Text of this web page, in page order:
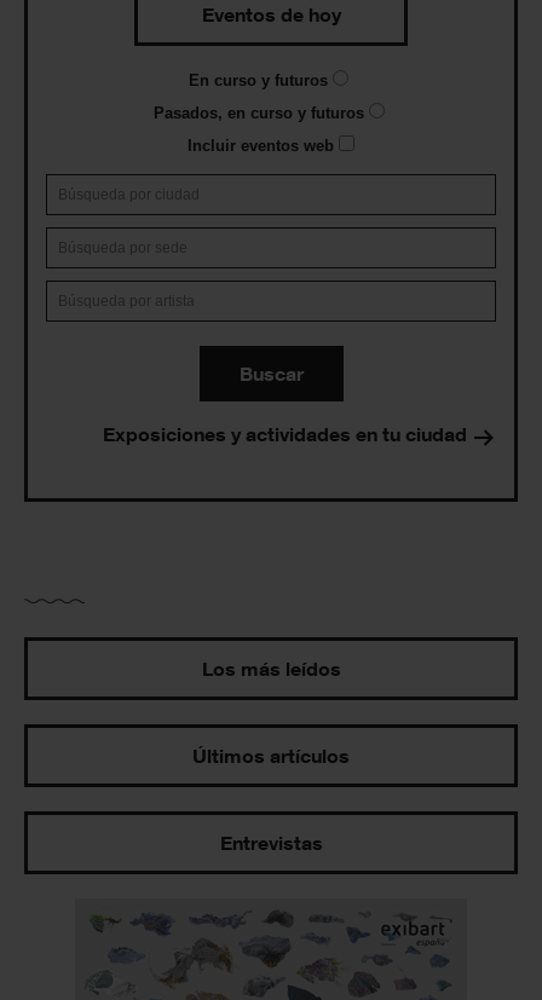
Eventos de hoy
En curso y futuros
Pasados, en curso y futuros
Incluir eventos web
Buscar
Exposiciones y actividades en tu ciudad
Los más leídos
Últimos artículos
Entrevistas